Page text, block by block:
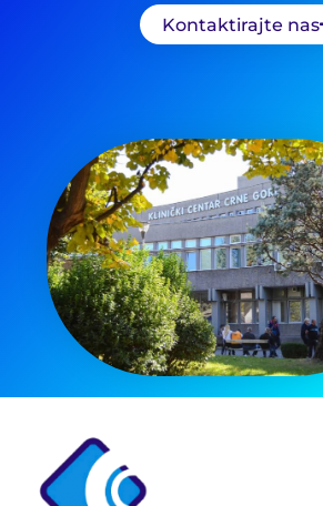
Kontaktirajte nas